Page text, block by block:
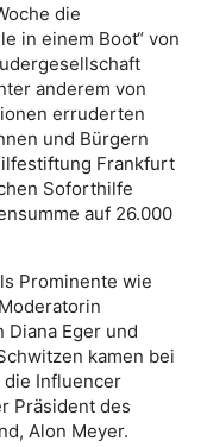
die
in einem Boot“ von
anderem von
erruderten
und Bürgern
Frankfurt
Soforthilfe
auf 26.000
Prominente wie
Diana Eger und
kamen bei
Influencer
Präsident des
Alon Meyer.